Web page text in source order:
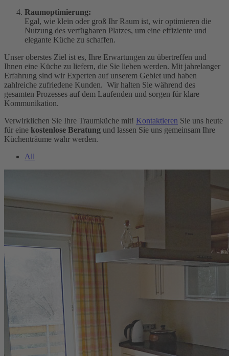
Raumoptimierung:
Egal, wie klein oder groß Ihr Raum ist, wir optimieren die
Nutzung des verfügbaren Platzes, um eine effiziente und
elegante Küche zu schaffen.
Unser oberstes Ziel ist es, Ihre Erwartungen zu übertreffen und
Ihnen eine Küche zu liefern, die Sie lieben werden. Mit jahrelanger
Erfahrung sind wir Experten auf unserem Gebiet und haben
zahlreiche zufriedene Kunden. Wir halten Sie während des
gesamten Prozesses auf dem Laufenden und sorgen für klare
Kommunikation.
Verwirklichen Sie Ihre Traumküche mit! Kontaktieren Sie uns heute
für eine kostenlose Beratung und lassen Sie uns gemeinsam Ihre
Küchenträume wahr werden.
All